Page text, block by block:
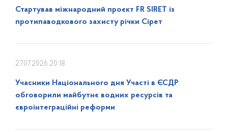
Стартував міжнародний проєкт FR SIRET із
протипаводкового захисту річки Сірет
27.07.2026 20:18
Учасники Національного дня Участі в ЄСДР
обговорили майбутнє водних ресурсів та
євроінтеграційні реформи